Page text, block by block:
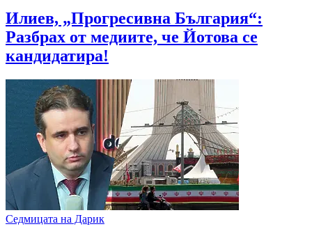
Илиев, „Прогресивна България“:
Разбрах от медиите, че Йотова се
кандидатира!
Седмицата на Дарик